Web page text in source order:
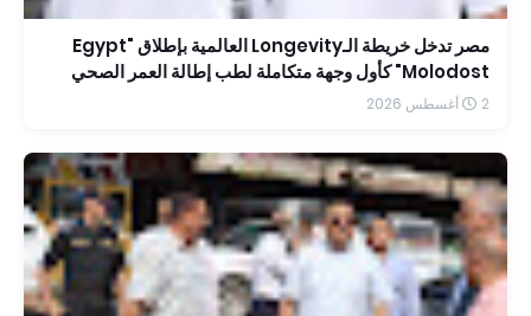
مصر تدخل خريطة الـLongevity العالمية بإطلاق "Egypt
Molodost" كأول وجهة متكاملة لطب إطالة العمر الصحي
2 أغسطس 2026